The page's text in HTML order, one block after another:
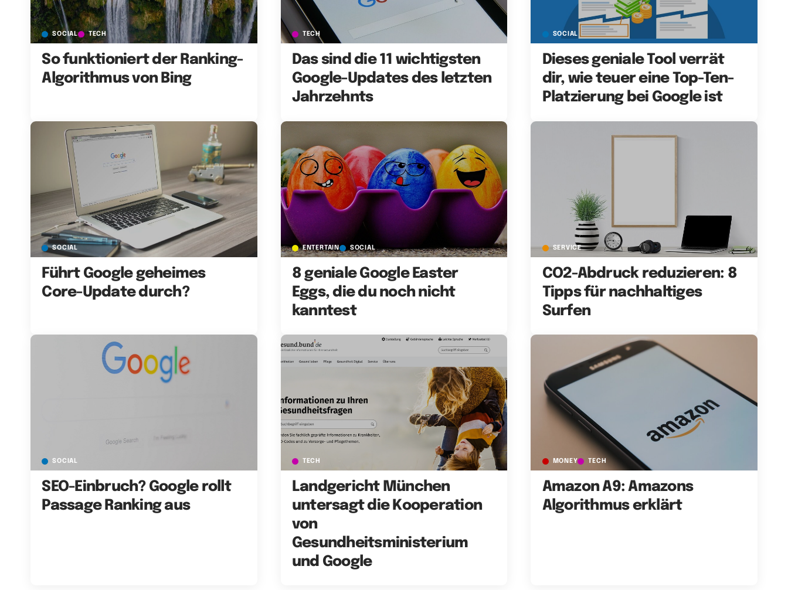
SOCIAL TECH
So funktioniert der Ranking-
Algorithmus von Bing
TECH
Das sind die 11 wichtigsten
Google-Updates des letzten
Jahrzehnts
SOCIAL
Dieses geniale Tool verrät
dir, wie teuer eine Top-Ten-
Platzierung bei Google ist
SOCIAL
Führt Google geheimes
Core-Update durch?
ENTERTAIN SOCIAL
8 geniale Google Easter
Eggs, die du noch nicht
kanntest
SERVICE
CO2-Abdruck reduzieren: 8
Tipps für nachhaltiges
Surfen
SOCIAL
SEO-Einbruch? Google rollt
Passage Ranking aus
TECH
Landgericht München
untersagt die Kooperation
von
Gesundheitsministerium
und Google
MONEY TECH
Amazon A9: Amazons
Algorithmus erklärt